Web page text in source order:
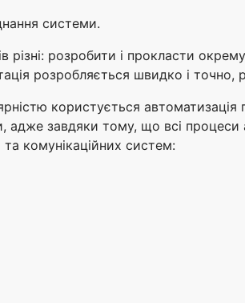
системи.
різні: розробити і прокласти
розробляється швидко і точно,
користується автоматизація
адже завдяки тому, що всі
та комунікаційних систем: